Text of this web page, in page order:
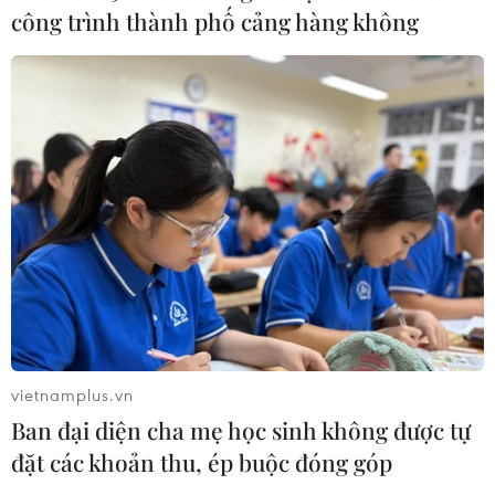
07/08/2026 08:45
Quân khu 7 đẩy mạnh ứng dụng
khoa học-công nghệ trong tìm kiếm,
quy tập hài cốt liệt sỹ
07/08/2026 08:45
Xem thêm
CƠ QUAN CHỦ QUẢN: THÔNG TẤN XÃ VIỆT NAM
công trình thành phố cảng hàng không
vietnamplus.vn
Ban đại diện cha mẹ học sinh không được tự
đặt các khoản thu, ép buộc đóng góp